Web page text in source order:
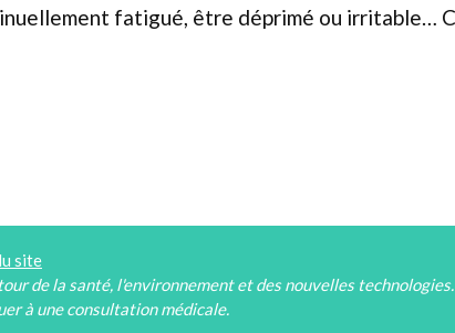
fatigué, être déprimé ou irritable…
site
de la santé, l'environnement et des nouvelles technologies.
à une consultation médicale.